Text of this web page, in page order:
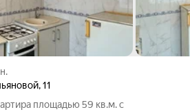
,11
площадью 59 кв.м. с